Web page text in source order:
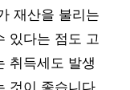
재산을 불리는
있다는 점도 고
취득세도 발생